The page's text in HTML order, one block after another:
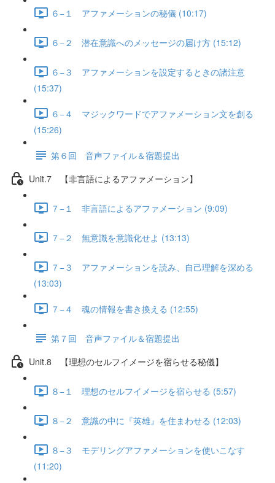
６−１ アファメーションの秘儀 (10:17)
６−２ 潜在意識へのメッセージの届け方 (15:12)
６−３ アファメーションを設定するときの諸注意
(15:37)
６−４ マジックワードでアファメーション文を創る
(15:26)
第６回 音声ファイル＆宿題提出
Unit.7 【非言語によるアファメーション】
７−１ 非言語によるアファメーション (9:09)
７−２ 無意識を意識化せよ (13:13)
７−３ アファメーションを読み、自己理解を深める
(13:03)
７−４ 魂の情報を書き換える (12:55)
第７回 音声ファイル＆宿題提出
Unit.8 【理想のセルフイメージを宿らせる秘儀】
８−１ 理想のセルフイメージを宿らせる (5:57)
８−２ 意識の中に『英雄』を住まわせる (12:03)
８−３ モデリングアファメーションを使いこなす
(11:20)